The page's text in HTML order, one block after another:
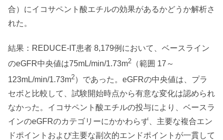
合）にイコサペント酸エチルの効果があるかどうか解析さ
れた。
結果：REDUCE-IT患者 8,179例において、ベースライン
のeGFR中央値は75mL/min/1.73m2 （範囲 17～
123mL/min/1.73m2）であった。eGFRの中央値は、プラ
セボと比較して、試験開始時点から有意な変化は認められ
なかった。イコサペント酸エチルの投与により、ベースラ
インのeGFRのカテゴリーにかかわらず、主要な複合エン
ドポイントおよび主要な副次的エンドポイントが一貫して